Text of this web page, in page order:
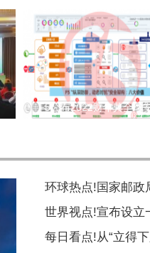
F5公布2022财年其全球
环球热点!国家邮政
世界视点!宣布设立
每日看点!从“立得